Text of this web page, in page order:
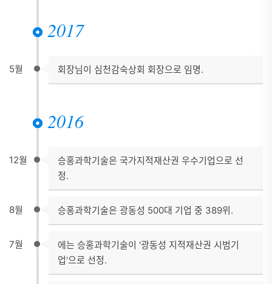
2017
5월 회장님이 심천감숙상회 회장으로 임명.
2016
12월
승홍과학기술은 국가지적재산권 우수기업으로 선
정.
8월 승홍과학기술은 광동성 500대 기업 중 389위.
7월
에는 승홍과학기술이 '광동성 지적재산권 시범기
업'으로 선정.